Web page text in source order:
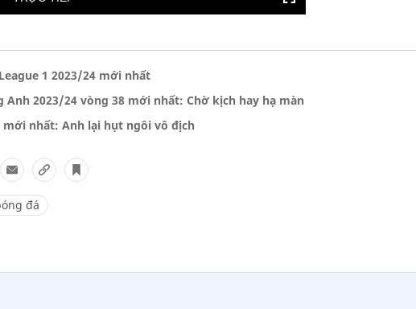
1 2023/24 mới nhất
Anh 2023/24 vòng 38 mới nhất: Chờ kịch hay hạ màn
mới nhất: Anh lại hụt ngôi vô địch
đá